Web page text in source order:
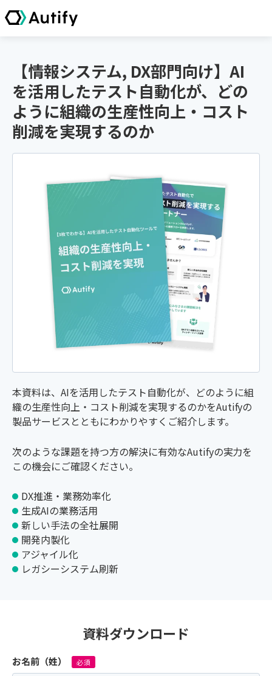
【情報システム, DX部門向け】AI
を活用したテスト自動化が、どの
ように組織の生産性向上・コスト
削減を実現するのか
本資料は、AIを活用したテスト自動化が、どのように組
織の生産性向上・コスト削減を実現するのかをAutifyの
製品サービスとともにわかりやすくご紹介します。
次のような課題を持つ方の解決に有効なAutifyの実力を
この機会にご確認ください。
DX推進・業務効率化
生成AIの業務活用
新しい手法の全社展開
開発内製化
アジャイル化
レガシーシステム刷新
資料ダウンロード
お名前（姓）